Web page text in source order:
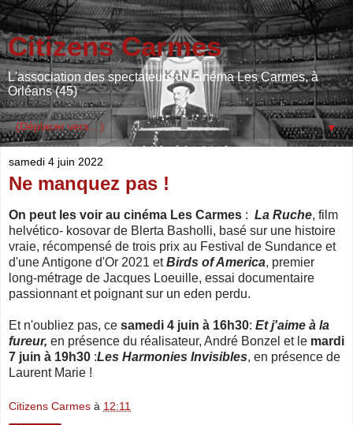
Citizens Carmes
L'association des spectateurs du cinéma Les Carmes, à
Orléans (45)
▼
samedi 4 juin 2022
Ne manquez pas !
On peut les voir au cinéma Les Carmes : La Ruche, film
helvético- kosovar de Blerta Basholli, basé sur une histoire
vraie, récompensé de trois prix au Festival de Sundance et
d'une Antigone d'Or 2021 et Birds of America, premier
long-métrage de Jacques Loeuille, essai documentaire
passionnant et poignant sur un eden perdu.
Et n'oubliez pas, ce samedi 4 juin à 16h30: Et j'aime à la
fureur, en présence du réalisateur, André Bonzel et le mardi
7 juin à 19h30 :Les Harmonies Invisibles, en présence de
Laurent Marie !
Citizens Carmes à 12:11